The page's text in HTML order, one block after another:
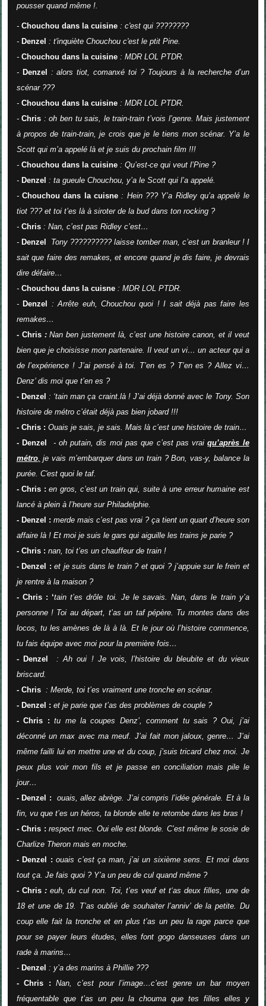
pousser quand même !.
- Chouchou dans la cuisine: c'est qui ????????
- Denzel : t'inquiète Chouchou c'est le ptit Pine.
- Chouchou dans la cuisine: MDR LOL PTDR.
- Denzel : alors tiot, comanxé toi ? Toujours à la recherche d’un
scénar ???
- Chouchou dans la cuisine: MDR LOL PTDR.
-Chris : oh ben tu sais, le train-train t’vois l’genre. Mais justement
à propos de train-train, je crois que je le tiens mon scénar. Y’a le
Scott qui m’a appelé là et je suis du prochain film !!!
- Chouchou dans la cuisine: Qu’est-ce qui veut l’Pine ?
- Denzel : ta gueule Chouchou, y’a le Scott qui l’a appelé.
- Chouchou dans la cuisne : Hein ??? Y’a Ridley qu’a appelé le
tiot ??? et toi t’es là à siroter de la bud dans ton rocking ?
- Chris: Nan, c’est pas Ridley c’est…
-Denzel
Tony ?????????? laisse tomber man, c’est un branleur ! I
sait que faire des remakes, et encore quand je dis faire, je devrais
dire défaire…
- Chouchou dans la cuisne: MDR LOL PTDR.
- Denzel
: Arrête euh, Chouchou quoi ! I sait déjà pas faire les
remakes…
- Chris :Nan ben justement là, c’est une histoire canon, et il veut
bien que je choisisse mon partenaire. Il veut un vi… un acteur qui a
de l’expérience ! J’ai pensé à toi. T’en es ? T’en es ? Allez vi…
Denz’ dis moi que t’en es ?
- Denzel : ‘tain man ça craint.là ! J’ai déjà donné avec le Tony. Son
histoire de métro c’était déjà pas bien jobard !!!
- Chris : Ouais je sais, je sais. Mais là c’est une histoire de train…
- Denzel
- oh putain, dis moi pas que c’est pas vraiqu’après le
métro, je vais m’embarquer dans un train ? Bon, vas-y, balance la
purée. C'est quoi le taf.
- Chris :en gros, c’est un train qui, suite à une erreur humaine est
lancé à plein à l’heure sur Philadelphie.
- Denzel : merde mais c’est pas vrai ? ça tient un quart d’heure son
affaire là ! Et moi je suis le gars qui aiguille les trains je parie ?
- Chris : nan, toi t’es un chauffeur de train !
- Denzel :et je suis dans le train ? et quoi ? j’appuie sur le frein et
je rentre à la maison ?
- Chris : ‘tain t’es drôle toi. Je le savais. Nan, dans le train y’a
personne ! Toi au départ, t’as un taf pépère. Tu montes dans des
locos, tu les amènes de là à là. Et le jour où l’histoire commence,
tu fais équipe avec moi pour la première fois…
- Denzel
: Ah oui ! Je vois, l’histoire du bleubite et du vieux
briscard.
- Chris : Merde, toi t’es vraiment une tronche en scénar.
- Denzel : et je parie que t’as des problèmes de couple ?
- Chris :tu me la coupes Denz’, comment tu sais ? Oui, j’ai
déconné un max avec ma meuf. J’ai fait mon jaloux, genre… J’ai
même failli lui en mettre une et du coup, j’suis tricard chez moi. Je
peux plus voir mon fils et je passe en conciliation mais pile le
jour…
- Denzel :
ouais, allez abrège. J’ai compris l’idée générale. Et à la
fin, vu que t’es un héros, ta blonde elle te retombe dans les bras !
- Chris :respect mec. Oui elle est blonde. C’est même le sosie de
Charlize Theron mais en moche.
- Denzel :ouais c’est ça man, j’ai un sixième sens. Et moi dans
tout ça. Je fais quoi ? Y’a un peu de cul quand même ?
- Chris:euh, du cul non. Toi, t’es veuf et t‘as deux filles, une de
18 et une de 19. T’as oublié de souhaiter l’anniv’ de la petite. Du
coup elle fait la tronche et en plus t’as un peu la rage parce que
pour se payer leurs études, elles font gogo danseuses dans un
rade à marins…
- Denzel : y’a des marins à Phillie ???
- Chris :Nan, c’est pour l’image…c’est genre un bar moyen
fréquentable que t’as un peu la chouma que tes filles elles y